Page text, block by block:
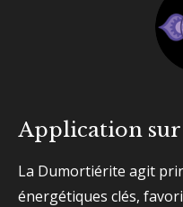
Application sur
La Dumortiérite agit
énergétiques clés,